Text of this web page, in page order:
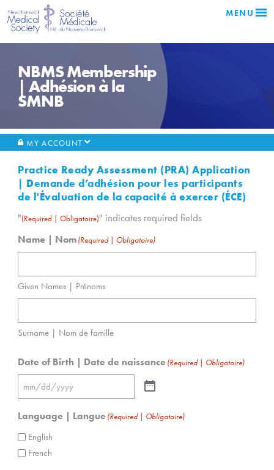
MENU
NBMS Membership
| Adhésion à la
SMNB
MY ACCOUNT
Practice Ready Assessment (PRA) Application
| Demande d’adhésion pour les participants
de l'Évaluation de la capacité à exercer (ÉCE)
"(Required | Obligatoire)" indicates required fields
Name | Nom (Required | Obligatoire)
Given Names | Prénoms
Surname | Nom de famille
Date of Birth | Date de naissance (Required | Obligatoire)
Language | Langue (Required | Obligatoire)
English
French